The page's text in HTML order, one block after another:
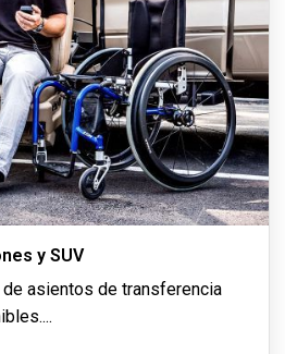
y SUV
asientos de transferencia
...